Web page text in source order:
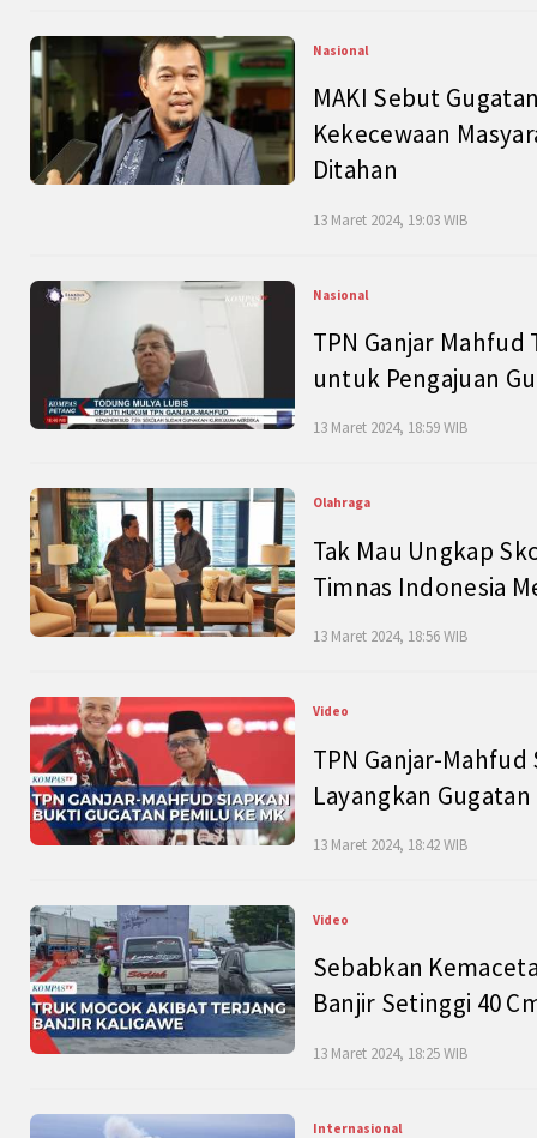
Nasional
MAKI Sebut
Kekecewaan
Ditahan
13 Maret 2024, 19:03 WIB
Nasional
TPN Ganjar
untuk Pengajuan
13 Maret 2024, 18:59 WIB
Olahraga
Tak Mau Ungkap
Timnas Indonesia
13 Maret 2024, 18:56 WIB
Video
TPN Ganjar-
Layangkan
13 Maret 2024, 18:42 WIB
Video
Sebabkan
Banjir Setinggi 40
13 Maret 2024, 18:25 WIB
Internasional